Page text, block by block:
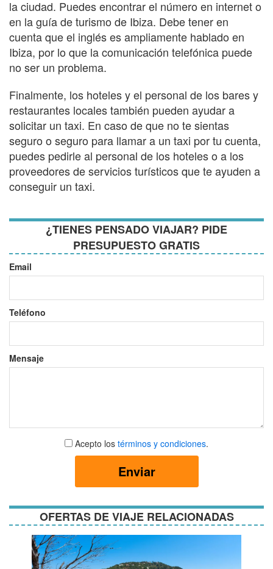
la ciudad. Puedes encontrar el número en internet o
en la guía de turismo de Ibiza. Debe tener en
cuenta que el inglés es ampliamente hablado en
Ibiza, por lo que la comunicación telefónica puede
no ser un problema.
Finalmente, los hoteles y el personal de los bares y
restaurantes locales también pueden ayudar a
solicitar un taxi. En caso de que no te sientas
seguro o seguro para llamar a un taxi por tu cuenta,
puedes pedirle al personal de los hoteles o a los
proveedores de servicios turísticos que te ayuden a
conseguir un taxi.
¿TIENES PENSADO VIAJAR? PIDE
PRESUPUESTO GRATIS
Email
Teléfono
Mensaje
Aceptar
términos
Acepto los términos y condiciones.
Enviar
OFERTAS DE VIAJE RELACIONADAS